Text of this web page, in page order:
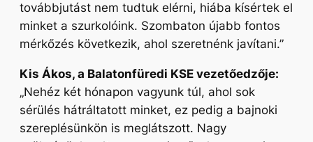
továbbjutást nem tudtuk elérni, hiába kísértek el
minket a szurkolóink. Szombaton újabb fontos
mérkőzés következik, ahol szeretnénk javítani.”
Kis Ákos, a Balatonfüredi KSE vezetőedzője:
„Nehéz két hónapon vagyunk túl, ahol sok
sérülés hátráltatott minket, ez pedig a bajnoki
szereplésünkön is meglátszott. Nagy